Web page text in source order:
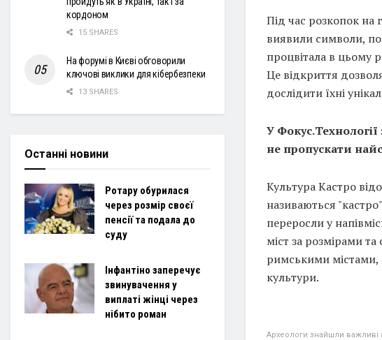
Під час розкопок на
виявили символи,
процвітала в цьому
Це відкриття
дослідити їхні
У Фокус.Технології
не пропускати
Культура Кастро
називаються
переросли у
міст за розмірами
римськими містами,
культури.
Археологи знайшли важливі
кордоном
15 SHARES
На форумі в Києві обговорили
ключові виклики для кібербезпеки
13 SHARES
Останні новини
Ротару обурилася
через розмір своєї
пенсії та подала до
суду
Інфантіно заперечує
звинувачення у
виплаті жінці через
нібито роман